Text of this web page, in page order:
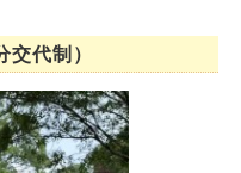
代制）